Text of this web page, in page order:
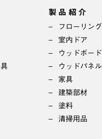
製品紹介
フローリング
室内ドア
ウッドボード
ウッドパネル
家具
建築部材
塗料
清掃用品